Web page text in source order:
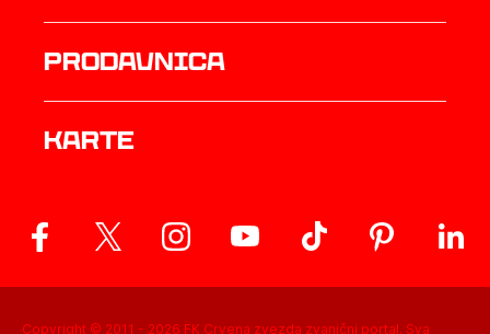
prodavnica
Karte
Copyright © 2011 - 2026 FK Crvena zvezda zvanični portal. Sva